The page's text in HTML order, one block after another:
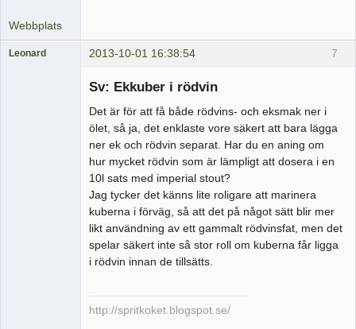
Webbplats
7
Leonard 2013-10-01 16:38:54
Sv: Ekkuber i rödvin
Det är för att få både rödvins- och eksmak ner i
ölet, så ja, det enklaste vore säkert att bara lägga
ner ek och rödvin separat. Har du en aning om
hur mycket rödvin som är lämpligt att dosera i en
10l sats med imperial stout?
Jag tycker det känns lite roligare att marinera
kuberna i förväg, så att det på något sätt blir mer
likt användning av ett gammalt rödvinsfat, men det
spelar säkert inte så stor roll om kuberna får ligga
i rödvin innan de tillsätts.
http://spritkoket.blogspot.se/